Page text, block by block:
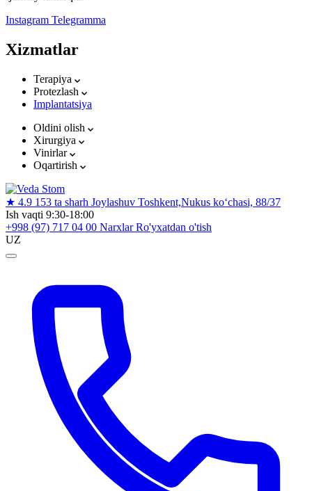
Instagram Telegramma
Xizmatlar
Terapiya
Protezlash
Implantatsiya
Oldini olish
Xirurgiya
Vinirlar
Oqartirish
★ 4.9 153 ta sharh Joylashuv Toshkent,Nukus ko‘chasi, 88/37
Ish vaqti 9:30-18:00
+998 (97) 717 04 00 NarxlarRo'yxatdan o'tish
UZ